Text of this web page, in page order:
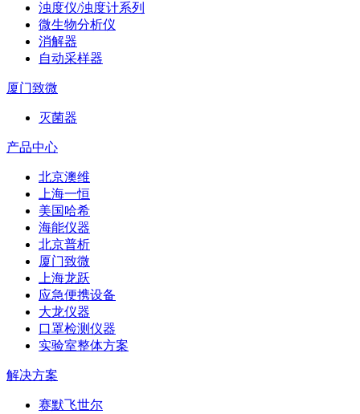
浊度仪/浊度计系列
微生物分析仪
消解器
自动采样器
厦门致微
灭菌器
产品中心
北京澳维
上海一恒
美国哈希
海能仪器
北京普析
厦门致微
上海龙跃
应急便携设备
大龙仪器
口罩检测仪器
实验室整体方案
解决方案
赛默飞世尔